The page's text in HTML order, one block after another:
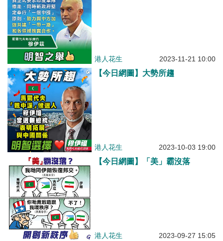
港人花生 2023-11-21 10:00
【今日網圖】大勢所趨
港人花生 2023-10-03 19:00
【今日網圖】「美」霸沒落
港人花生 2023-09-27 15:05